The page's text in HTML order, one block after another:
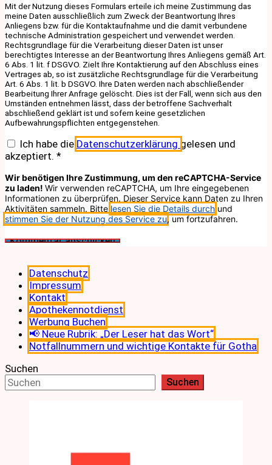
Mit der Nutzung dieses Formulars erteile ich meine Zustimmung das
meine Daten ausschließlich zum Zweck der Beantwortung Ihres
Anliegens bzw. für die Kontaktaufnahme und die damit verbundene
technische Administration gespeichert und verwendet werden.
Rechtsgrundlage für die Verarbeitung dieser Daten ist unser
berechtigtes Interesse an der Beantwortung Ihres Anliegens gemäß Art.
6 Abs. 1 lit. f DSGVO. Zielt Ihre Kontaktierung auf den Abschluss eines
Vertrages ab, so ist zusätzliche Rechtsgrundlage für die Verarbeitung
Art. 6 Abs. 1 lit. b DSGVO. Ihre Daten werden nach abschließender
Bearbeitung Ihrer Anfrage gelöscht. Dies ist der Fall, wenn sich aus den
Umständen entnehmen lässt, dass der betroffene Sachverhalt
abschließend geklärt ist und sofern keine gesetzlichen
Aufbewahrungspflichten entgegenstehen.
Ich habe die Datenschutzerklärung gelesen und
akzeptiert. *
Wir benötigen Ihre Zustimmung, um den reCAPTCHA-Service
zu laden! Wir verwenden reCAPTCHA, um Ihre eingegebenen
Informationen zu überprüfen. Dieser Service kann Daten zu Ihren
Aktivitäten sammeln. Bitte lesen Sie die Details durch und
stimmen Sie der Nutzung des Service zu, um fortzufahren.
Datenschutz
Impressum
Kontakt
Apothekennotdienst
Werbung Buchen
📢 Neue Rubrik: „Der Leser hat das Wort“
Notfallnummern und wichtige Kontakte für Gotha
Suchen
Suchen